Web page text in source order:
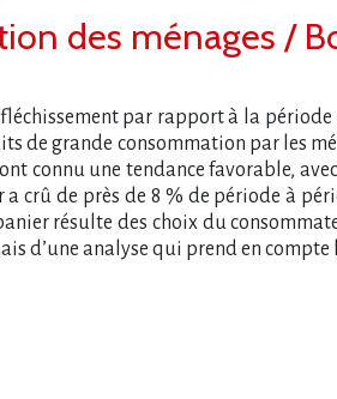
des ménages /
par rapport à la
de grande consommation par les
connu une tendance favorable,
crû de près de 8 % de période à
résulte des choix du
d’une analyse qui prend en